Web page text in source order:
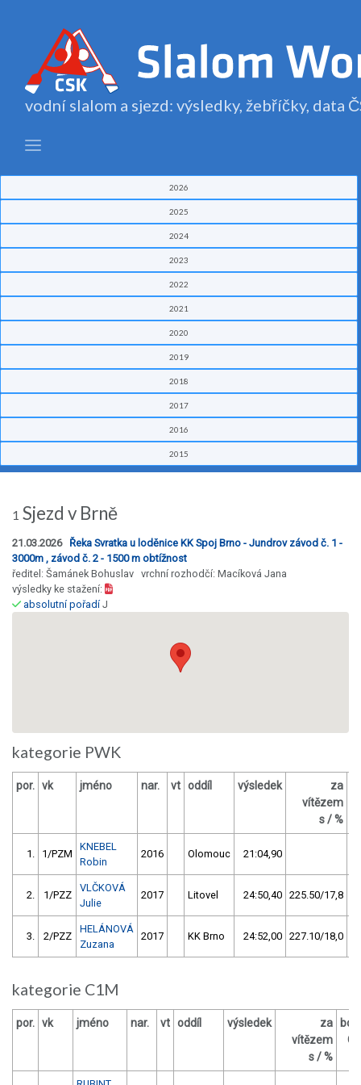
vodní slalom a sjezd: výsledky, žebříčky, data
2026
2025
2024
2023
2022
2021
2020
2019
2018
2017
2016
2015
1 Sjezd v Brně
21.03.2026 Řeka Svratka u loděnice KK Spoj Brno - Jundrov závod č. 1 -
3000m , závod č. 2 - 1500 m obtížnost
ředitel: Šamánek Bohuslav vrchní rozhodčí: Macíková Jana
výsledky ke stažení:
absolutní pořadíJ
kategorie PWK
por. vk jméno nar. vt oddíl výsledek
za
vítězem
s / %
1. 1/PZM
KNEBEL
Robin
2016 Olomouc 21:04,90
2. 1/PZZ
VLČKOVÁ
Julie
2017 Litovel 24:50,40 225.50/17,8
3. 2/PZZ
HELÁNOVÁ
Zuzana
2017 KK Brno 24:52,00 227.10/18,0
kategorie C1M
por. vk jméno nar. vt oddíl výsledek
za
vítězem
s / %